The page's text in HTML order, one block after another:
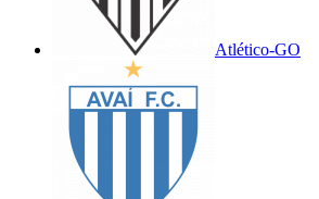
Atlético-GO